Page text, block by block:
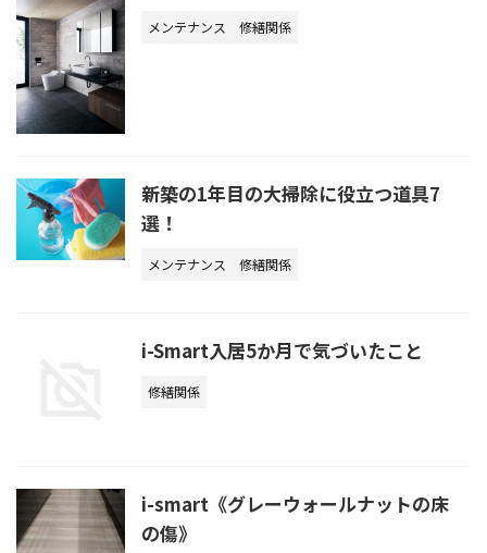
メンテナンス 修繕関係
新築の1年目の大掃除に役立つ道具7
選！
メンテナンス 修繕関係
i-Smart入居5か月で気づいたこと
修繕関係
i-smart《グレーウォールナットの床
の傷》